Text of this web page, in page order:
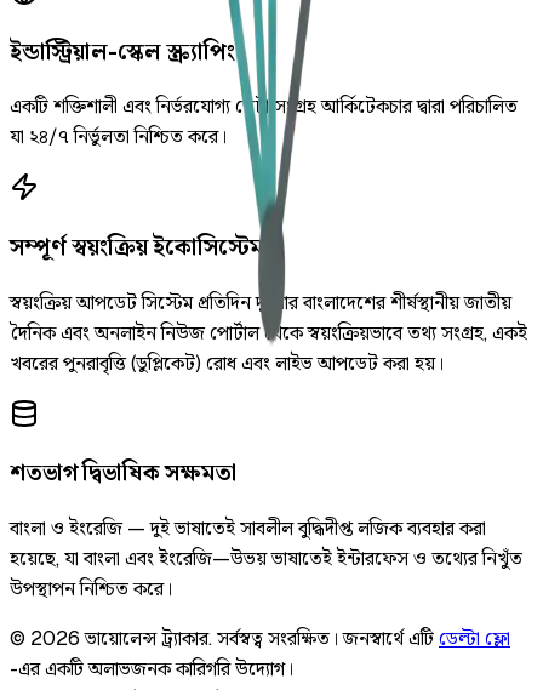
ইন্ডাস্ট্রিয়াল-স্কেল স্ক্র্যাপিং
একটি শক্তিশালী এবং নির্ভরযোগ্য ডেটা সংগ্রহ আর্কিটেকচার দ্বারা পরিচালিত
যা ২৪/৭ নির্ভুলতা নিশ্চিত করে।
সম্পূর্ণ স্বয়ংক্রিয় ইকোসিস্টেম
স্বয়ংক্রিয় আপডেট সিস্টেম প্রতিদিন দুইবার বাংলাদেশের শীর্ষস্থানীয় জাতীয়
দৈনিক এবং অনলাইন নিউজ পোর্টাল থেকে স্বয়ংক্রিয়ভাবে তথ্য সংগ্রহ, একই
খবরের পুনরাবৃত্তি (ডুপ্লিকেট) রোধ এবং লাইভ আপডেট করা হয়।
শতভাগ দ্বিভাষিক সক্ষমতা
বাংলা ও ইংরেজি — দুই ভাষাতেই সাবলীল বুদ্ধিদীপ্ত লজিক ব্যবহার করা
হয়েছে, যা বাংলা এবং ইংরেজি—উভয় ভাষাতেই ইন্টারফেস ও তথ্যের নিখুঁত
উপস্থাপন নিশ্চিত করে।
© 2026 ভায়োলেন্স ট্র্যাকার.সর্বস্বত্ব সংরক্ষিত। জনস্বার্থে এটিডেল্টা ফ্লো
-এর একটি অলাভজনক কারিগরি উদ্যোগ।